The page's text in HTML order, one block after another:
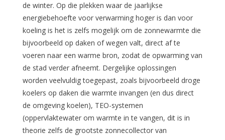
de winter. Op die plekken waar de jaarlijkse
energiebehoefte voor verwarming hoger is dan voor
koeling is het is zelfs mogelijk om de zonnewarmte die
bijvoorbeeld op daken of wegen valt, direct af te
voeren naar een warme bron, zodat de opwarming van
de stad verder afneemt. Dergelijke oplossingen
worden veelvuldig toegepast, zoals bijvoorbeeld droge
koelers op daken die warmte invangen (en dus direct
de omgeving koelen), TEO-systemen
(oppervlaktewater om warmte in te vangen, dit is in
theorie zelfs de grootste zonnecollector van